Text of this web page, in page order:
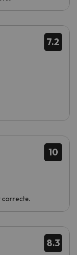
7.2
10
correcte.
8.3